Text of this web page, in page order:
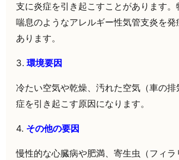
支に炎症を引き起こすことがあります
喘息のようなアレルギー性気管支炎を
あります。
3.環境要因
冷たい空気や乾燥、汚れた空気（車の
症を引き起こす原因になります。
4. その他の要因
慢性的な心臓病や肥満、寄生虫（フィ